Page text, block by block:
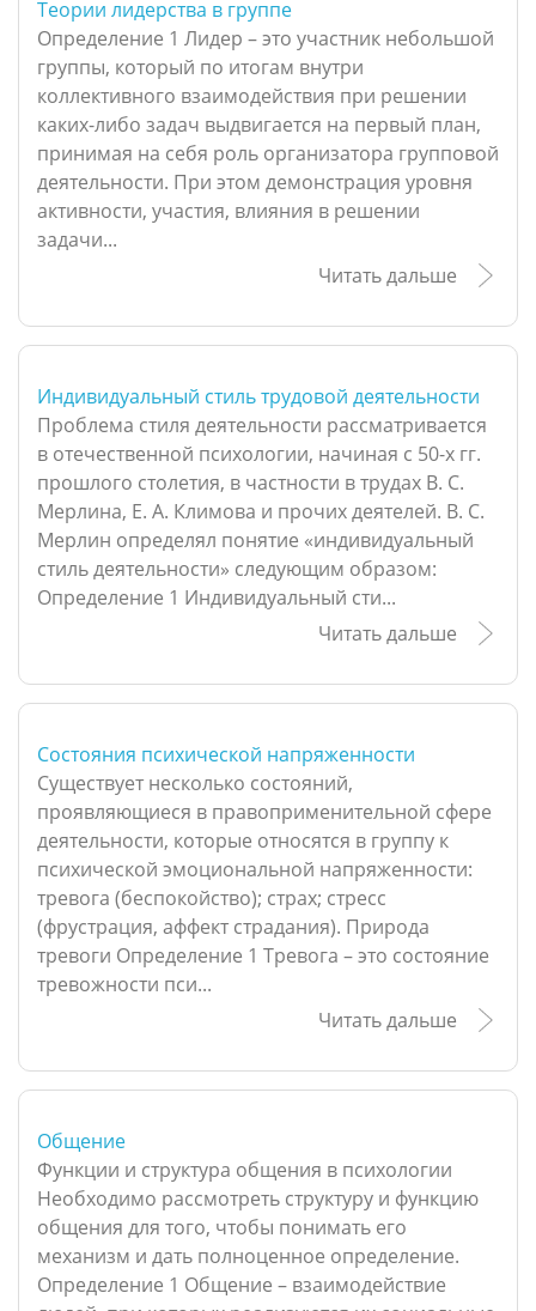
Теории лидерства в группе
Определение 1 Лидер – это участник небольшой
группы, который по итогам внутри
коллективного взаимодействия при решении
каких-либо задач выдвигается на первый план,
принимая на себя роль организатора групповой
деятельности. При этом демонстрация уровня
активности, участия, влияния в решении
задачи...
Читать дальше
Индивидуальный стиль трудовой деятельности
Проблема стиля деятельности рассматривается
в отечественной психологии, начиная с 50-х гг.
прошлого столетия, в частности в трудах В. С.
Мерлина, Е. А. Климова и прочих деятелей. В. С.
Мерлин определял понятие «индивидуальный
стиль деятельности» следующим образом:
Определение 1 Индивидуальный сти...
Читать дальше
Состояния психической напряженности
Существует несколько состояний,
проявляющиеся в правоприменительной сфере
деятельности, которые относятся в группу к
психической эмоциональной напряженности:
тревога (беспокойство); страх; стресс
(фрустрация, аффект страдания). Природа
тревоги Определение 1 Тревога – это состояние
тревожности пси...
Читать дальше
Общение
Функции и структура общения в психологии
Необходимо рассмотреть структуру и функцию
общения для того, чтобы понимать его
механизм и дать полноценное определение.
Определение 1 Общение – взаимодействие